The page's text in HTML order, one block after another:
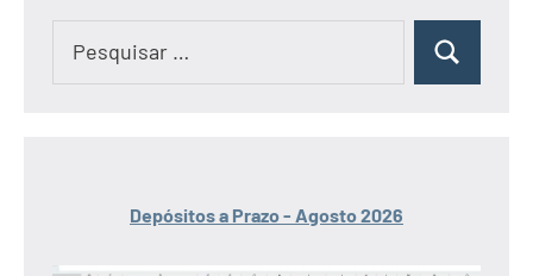
Pesquisar
Depósitos a Prazo - Agosto 2026